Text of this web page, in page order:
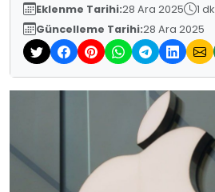
Eklenme Tarihi:28 Ara 2025
1
Güncelleme Tarihi:28 Ara 2025